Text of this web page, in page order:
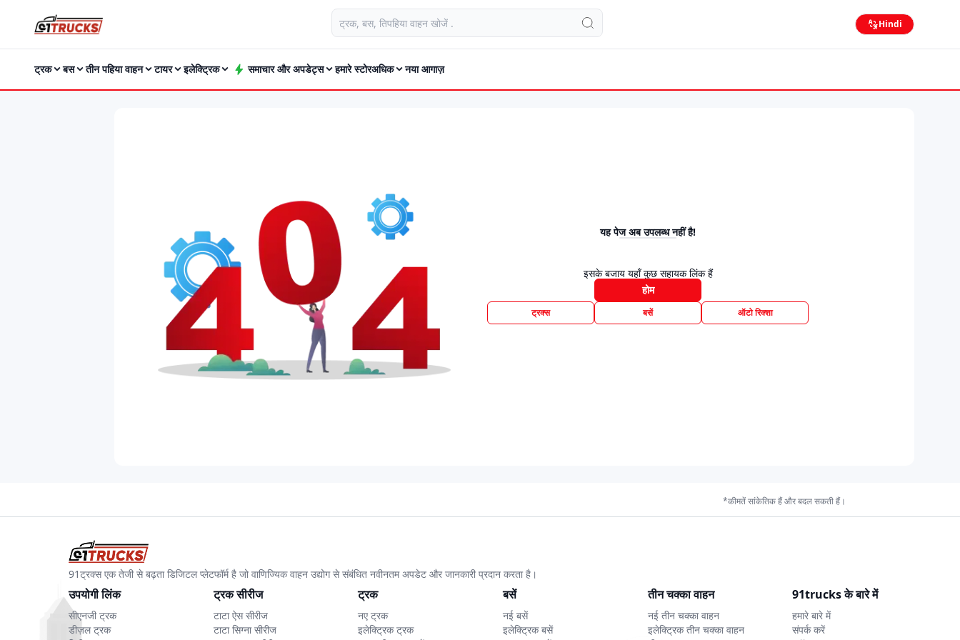
Hindi
ट्रक बस तीन पहिया वाहन टायर इलेक्ट्रिक समाचार और अपडेट्स हमारे स्टोरअधिक नया आगाज़
यह पेज अब उपलब्ध नहीं है!
इसके बजाय यहाँ कुछ सहायक लिंक हैं
होम
ट्रक्स बसें ऑटो रिक्शा
*कीमतें सांकेतिक हैं और बदल सकती हैं।
91ट्रक्स एक तेजी से बढ़ता डिजिटल प्लेटफॉर्म है जो वाणिज्यिक वाहन उद्योग से संबंधित नवीनतम अपडेट और जानकारी प्रदान करता है।
उपयोगी लिंक
सीएनजी ट्रक
डीज़ल ट्रक
ट्रक सीरीज
टाटा ऐस सीरीज
टाटा सिग्ना सीरीज
ट्रक
नए ट्रक
इलेक्ट्रिक ट्रक
बसें
नई बसें
इलेक्ट्रिक बसें
तीन चक्का वाहन
नई तीन चक्का वाहन
इलेक्ट्रिक तीन चक्का वाहन
91trucks के बारे में
हमारे बारे में
संपर्क करें